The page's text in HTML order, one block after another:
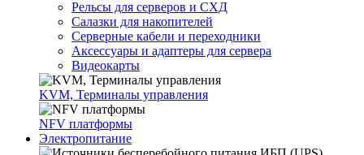
Рельсы для серверов и СХД
Салазки для накопителей
Серверные кабели и переходники
Аксессуары и адаптеры для сервера
Видеокарты
KVM, Терминалы управления
NFV платформы
Электропитание